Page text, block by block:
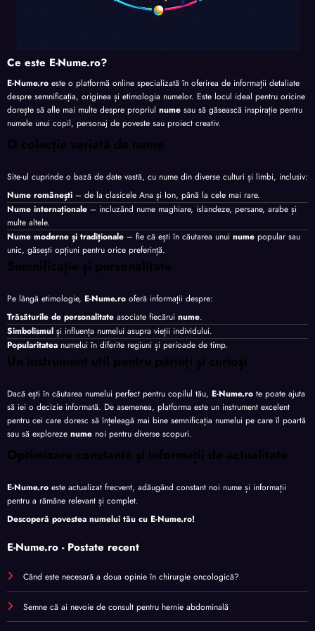
Ce este E-Nume.ro?
E-Nume.ro este o platformă online specializată în oferirea de informații detaliate
despre semnificația, originea și etimologia numelor. Este locul ideal pentru oricine
dorește să afle mai multe despre propriul nume sau să găsească inspirație pentru
numele unui copil, personaj de poveste sau proiect creativ.
O colecție variată de nume
Site-ul cuprinde o bază de date vastă, cu nume din diverse culturi și limbi, inclusiv:
Nume românești – de la clasicele Ana și Ion, până la cele mai rare.
Nume internaționale – incluzând nume maghiare, islandeze, persane, arabe și
multe altele.
Nume moderne și tradiționale – fie că ești în căutarea unui nume popular sau
unic, găsești opțiuni pentru orice preferință.
Semnificație și personalitate
Pe lângă etimologie, E-Nume.ro oferă informații despre:
Trăsăturile de personalitate asociate fiecărui nume.
Simbolismul și influența numelui asupra vieții individului.
Popularitatea numelui în diferite regiuni și perioade de timp.
Un instrument util pentru părinți și curioși
Dacă ești în căutarea numelui perfect pentru copilul tău, E-Nume.ro te poate ajuta
să iei o decizie informată. De asemenea, platforma este un instrument excelent
pentru cei care doresc să înțeleagă mai bine semnificația numelui pe care îl poartă
sau să exploreze nume noi pentru diverse scopuri.
Optimizare constantă și informații de actualitate
E-Nume.ro este actualizat frecvent, adăugând constant noi nume și informații
pentru a rămâne relevant și complet.
Descoperă povestea numelui tău cu E-Nume.ro!
E-Nume.ro - Postate recent
Când este necesară a doua opinie în chirurgie oncologică?
Semne că ai nevoie de consult pentru hernie abdominală